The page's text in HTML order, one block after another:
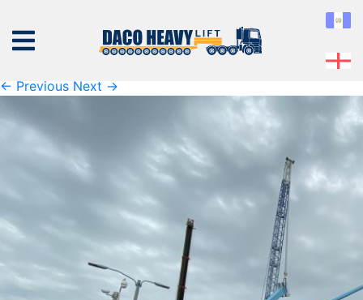
NOSOTROS
SERVICIOS
PROYECTOS
CONTÁCTENOS
Published 07 de November de 2019at1600 × 1200
← Previous Next →